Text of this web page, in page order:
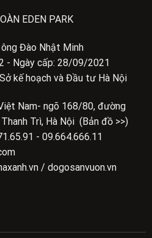
EDEN PARK
Đào Nhật Minh
- Ngày cấp: 28/09/2021
kế hoạch và Đầu tư Hà Nội
Nam- ngõ 168/80, đường
Trì, Hà Nội (Bản đồ >>)
- 09.664.666.11
/ dogosanvuon.vn